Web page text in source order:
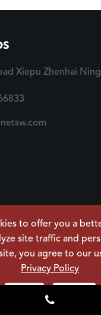
Xiepu Zhenhai
una
el mundo,
to offer you a
site traffic and
you agree to our
Privacy Policy